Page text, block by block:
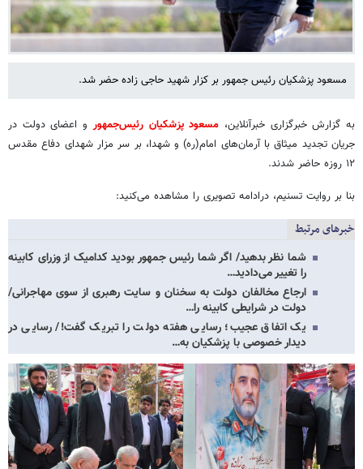
مسعود پزشکیان رئیس جمهور بر کزار شهید حاجی زاده حضر شد.
به گزارش خبرگزاری خبرآنلاین، مسعود پزشکیان رئیس‌جمهور و اعضای دولت در
جریان تجدید میثاق با آرمان‌های امام(ره) و شهدا، بر سر مزار شهدای دفاع مقدس
۱۲ روزه حاضر شدند.
بنا بر روایت تسنیم، درادامه تصویری را مشاهده می‌کنید:
خبرهای مرتبط
شما نظر بدهید/ اگر شما رئیس جمهور بودید کدامیک از وزرای کابینه
را تغییر می‌دادید…
ارجاع مخالفان دولت به سخنان و سایت رهبری از سوی مهاجرانی/
دولت در شرایطی کابینه را…
یک اتفاق عجیب؛ رسایی هفته دولت را تبریک گفت!/ رسایی در
دیدار خصوصی با پزشکیان به…